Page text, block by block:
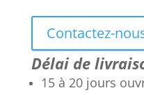
Contactez-
Délai de
15 à 20 jours